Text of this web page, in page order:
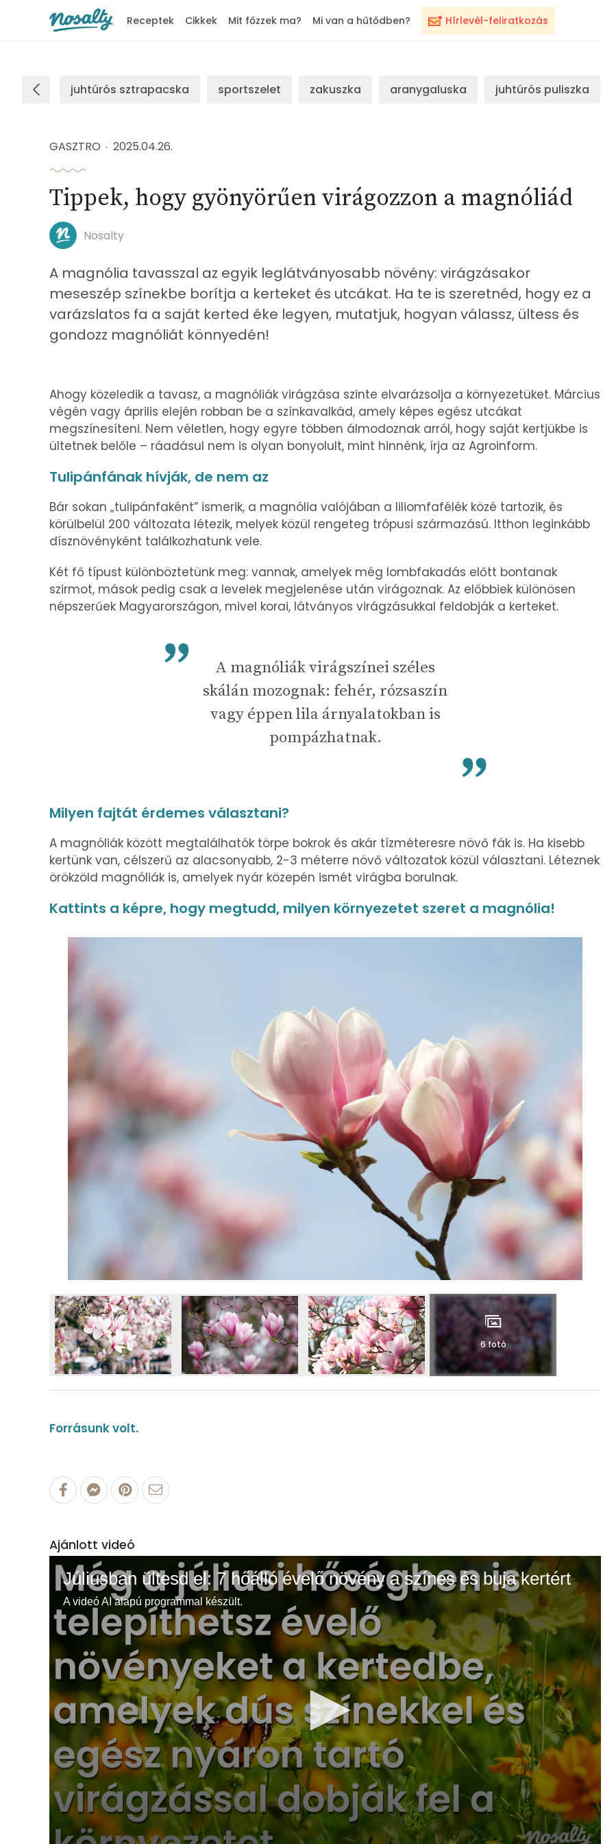
Hírlevél-feliratkozás
Receptek Cikkek Mit főzzek ma? Mi van a hűtődben?
juhtúrós sztrapacska sportszelet zakuszka aranygaluska juhtúrós puliszka
GASZTRO 2025.04.26.
Tippek, hogy gyönyörűen virágozzon a magnóliád
Nosalty
A magnólia tavasszal az egyik leglátványosabb növény: virágzásakor
meseszép színekbe borítja a kerteket és utcákat. Ha te is szeretnéd, hogy ez a
varázslatos fa a saját kerted éke legyen, mutatjuk, hogyan válassz, ültess és
gondozz magnóliát könnyedén!
Ahogy közeledik a tavasz, a magnóliák virágzása szinte elvarázsolja a környezetüket. Március
végén vagy április elején robban be a színkavalkád, amely képes egész utcákat
megszínesíteni. Nem véletlen, hogy egyre többen álmodoznak arról, hogy saját kertjükbe is
ültetnek belőle – ráadásul nem is olyan bonyolult, mint hinnénk, írja az Agroinform.
Tulipánfának hívják, de nem az
Bár sokan „tulipánfaként” ismerik, a magnólia valójában a liliomfafélék közé tartozik, és
körülbelül 200 változata létezik, melyek közül rengeteg trópusi származású. Itthon leginkább
dísznövényként találkozhatunk vele.
Két fő típust különböztetünk meg: vannak, amelyek még lombfakadás előtt bontanak
szirmot, mások pedig csak a levelek megjelenése után virágoznak. Az előbbiek különösen
népszerűek Magyarországon, mivel korai, látványos virágzásukkal feldobják a kerteket.
A magnóliák virágszínei széles
skálán mozognak: fehér, rózsaszín
vagy éppen lila árnyalatokban is
pompázhatnak.
Milyen fajtát érdemes választani?
A magnóliák között megtalálhatók törpe bokrok és akár tízméteresre növő fák is. Ha kisebb
kertünk van, célszerű az alacsonyabb, 2-3 méterre növő változatok közül választani. Léteznek
örökzöld magnóliák is, amelyek nyár közepén ismét virágba borulnak.
Kattints a képre, hogy megtudd, milyen környezetet szeret a magnólia!
6 fotó
Forrásunk volt.
Ajánlott videó
Júliusban ültesd el: 7 hőálló évelő növény a színes és buja kertért
A videó AI alapú programmal készült.